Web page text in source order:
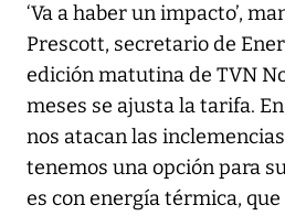
‘Va a haber un impacto’,
Prescott, secretario de
edición matutina de TVN
meses se ajusta la tarifa.
nos atacan las
tenemos una opción para
es con energía térmica, que